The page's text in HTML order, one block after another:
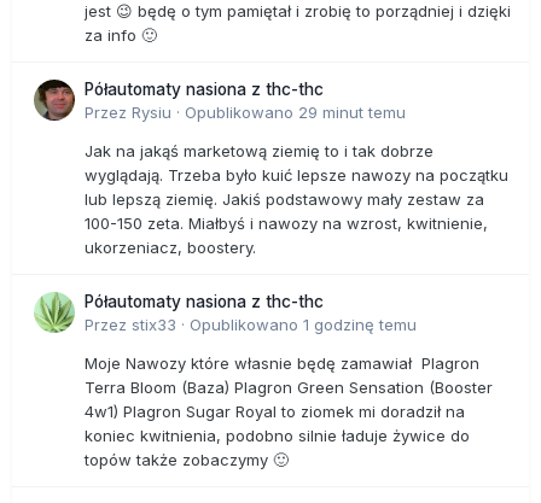
jest 😉 będę o tym pamiętał i zrobię to porządniej i dzięki
za info 🙂
Półautomaty nasiona z thc-thc
Przez Rysiu · Opublikowano 29 minut temu
Jak na jakąś marketową ziemię to i tak dobrze
wyglądają. Trzeba było kuić lepsze nawozy na początku
lub lepszą ziemię. Jakiś podstawowy mały zestaw za
100-150 zeta. Miałbyś i nawozy na wzrost, kwitnienie,
ukorzeniacz, boostery.
Półautomaty nasiona z thc-thc
Przez stix33 · Opublikowano 1 godzinę temu
Moje Nawozy które własnie będę zamawiał Plagron
Terra Bloom (Baza) Plagron Green Sensation (Booster
4w1) Plagron Sugar Royal to ziomek mi doradził na
koniec kwitnienia, podobno silnie ładuje żywice do
topów także zobaczymy 🙂